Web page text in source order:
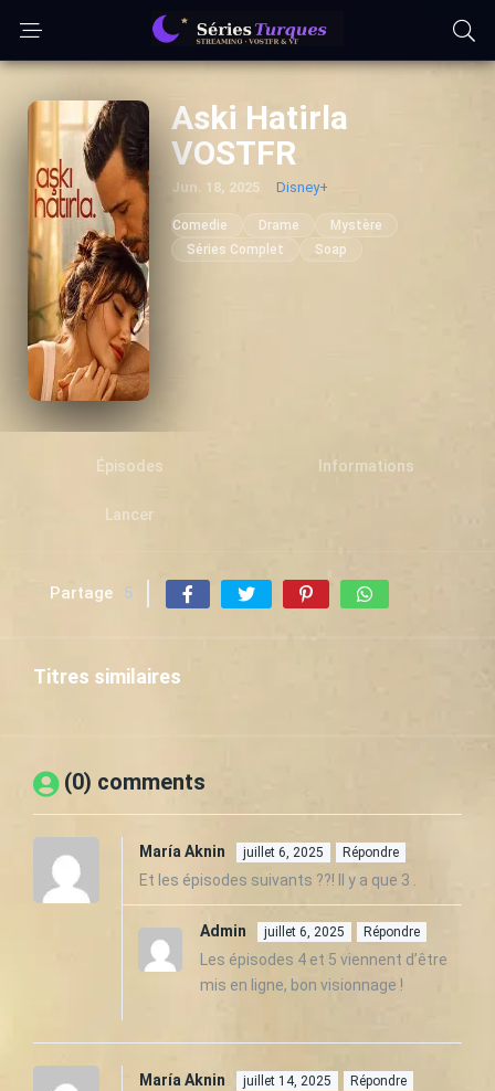
Aski Hatirla
VOSTFR
Jun. 18, 2025 Disney+
Comedie Drame
Mystère
Séries Complet
Soap
Épisodes Informations
Lancer
Partage 5
Titres similaires
(0) comments
María Aknin juillet 6, 2025 Répondre
Et les épisodes suivants ??! Il y a que 3 .
Admin juillet 6, 2025 Répondre
Les épisodes 4 et 5 viennent d’être
mis en ligne, bon visionnage !
María Aknin juillet 14, 2025 Répondre